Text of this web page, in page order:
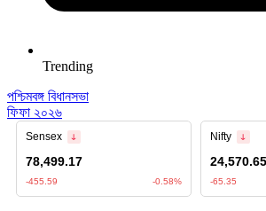
Trending
পশ্চিমবঙ্গ বিধানসভা
ফিফা ২০২৬